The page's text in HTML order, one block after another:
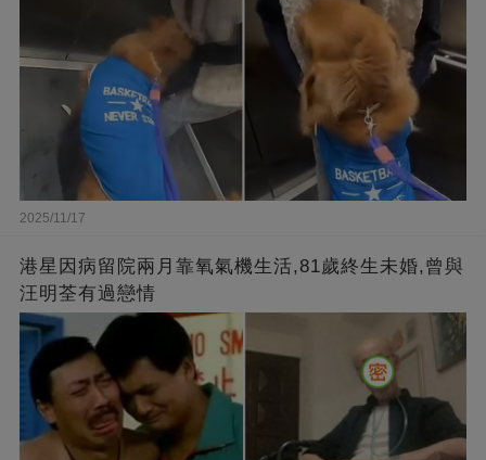
2025/11/17
港星因病留院兩月靠氧氣機生活,81歲終生未婚,曾與
汪明荃有過戀情